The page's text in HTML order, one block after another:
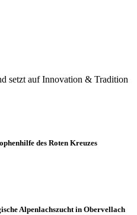
setzt auf Innovation & Tradition
des Roten Kreuzes
Alpenlachszucht in Obervellach